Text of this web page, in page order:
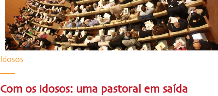
Idosos
Com os idosos: uma pastoral em saída